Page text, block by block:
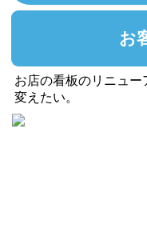
お
お店の看板のリニュ
変えたい。